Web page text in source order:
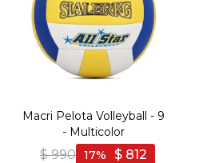
Macri Pelota Volleyball - 9
- Multicolor
$ 990 $ 812
17